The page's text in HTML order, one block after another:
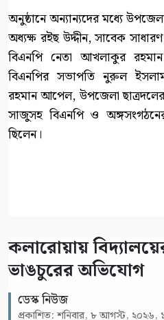
অনুষ্ঠানে অন্যান্যদের মধ্যে
অধ্যক্ষ রইছ উদ্দীন, সাবেক
বিএনপি নেতা আখলাকুর
বিএনপির সভাপতি নুরুল
রহমান আপেল, উপজেলা
সাজুসহ বিএনপি ও অঙ্গসংগঠনের
ছিলেন।
কলারোয়ায়
ভাঙচুরের অভিযোগ
ডেস্ক নিউজ
প্রকাশিত: শনিবার, ৮ আগস্ট, ২০২৬,